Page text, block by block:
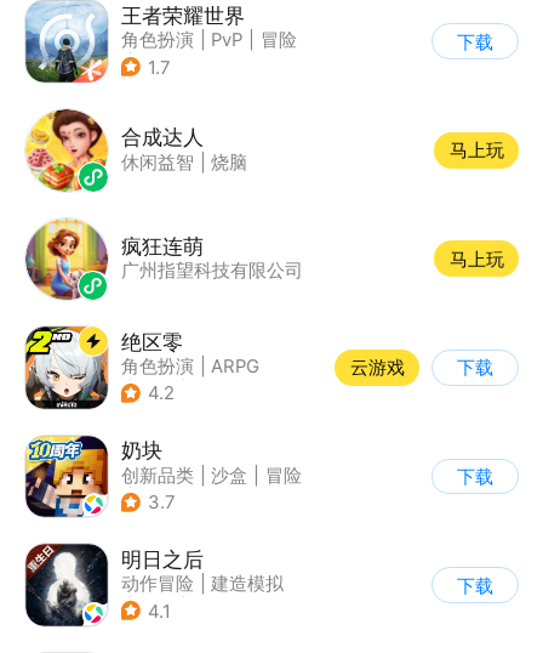
王者荣耀世界
角色扮演 PvP
冒险
| 开放世界
1.7
下载
合成达人
休闲益智 烧脑
马上玩
疯狂连萌
广州指望科技有限公司
马上玩
绝区零
角色扮演
ARPG
| 冒险
4.2
云游戏 下载
奶块
创新品类 沙盒
冒险
| 开放世界
3.7
下载
明日之后
动作冒险
建造模拟
| 丧尸
4.1
下载